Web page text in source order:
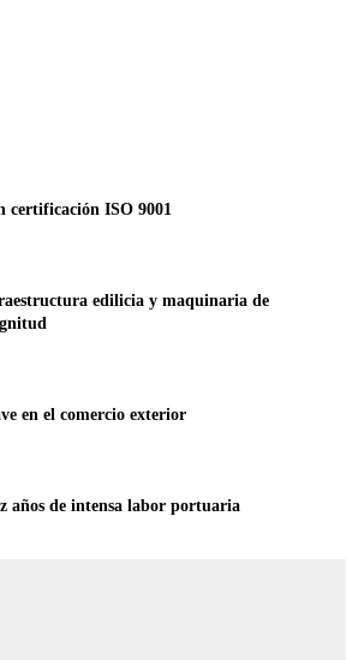
certificación ISO 9001
edilicia y maquinaria de
en el comercio exterior
años de intensa labor portuaria